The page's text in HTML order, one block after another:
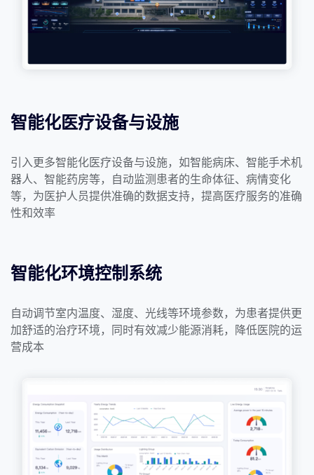
智能化医疗设备与设施
引入更多智能化医疗设备与设施，如智能病床、智能手术机
器人、智能药房等，自动监测患者的生命体征、病情变化
等，为医护人员提供准确的数据支持，提高医疗服务的准确
性和效率
智能化环境控制系统
自动调节室内温度、湿度、光线等环境参数，为患者提供更
加舒适的治疗环境，同时有效减少能源消耗，降低医院的运
营成本